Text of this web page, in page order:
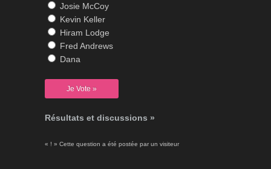
Josie McCoy
Kevin Keller
Hiram Lodge
Fred Andrews
Dana
Résultats et discussions »
« ! » Cette question a été postée par un visiteur